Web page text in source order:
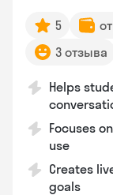
5
3 отзыва
Helps
Focuses
use
Creates
goals